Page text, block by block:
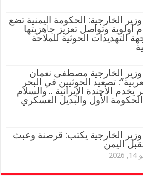
الخارجية: الحكومة اليمنية تضع
أولوية وتواصل تعزيز جاهزيتها
التهديدات الحوثية للملاحة
وزير الخارجية مصطفى نعمان
تصعيد الحوثيين في البحر
يخدم الأجندة الإيرانية .. والسلام
الأول والبديل العسكري
وزير الخارجية يكتب: قرصنة وعبث
اليمن